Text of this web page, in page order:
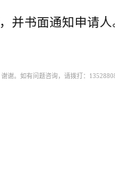
并书面通知申请人
谢。如有问题咨询，请拨打：